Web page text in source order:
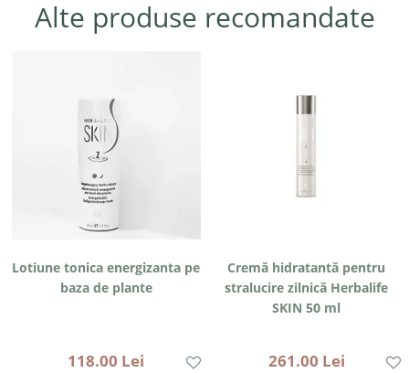
Alte produse recomandate
Lotiune tonica energizanta pe
baza de plante
118.00 Lei
Cremă hidratantă pentru
stralucire zilnică Herbalife
SKIN 50 ml
261.00 Lei